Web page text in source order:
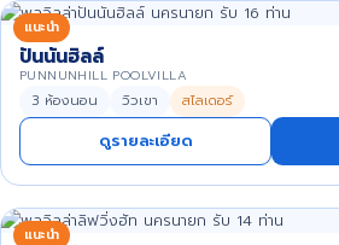
แนะนำ
ปันนันฮิลล์
PUNNUNHILL POOLVILLA
3 ห้องนอน วิวเขา สไลเดอร์
ดูรายละเอียด
แนะนำ